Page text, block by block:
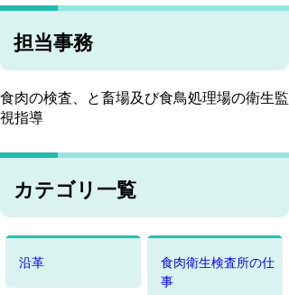
担当事務
食肉の検査、と畜場及び食鳥処理場の衛生監
視指導
カテゴリ一覧
沿革
食肉衛生検査所の仕
事